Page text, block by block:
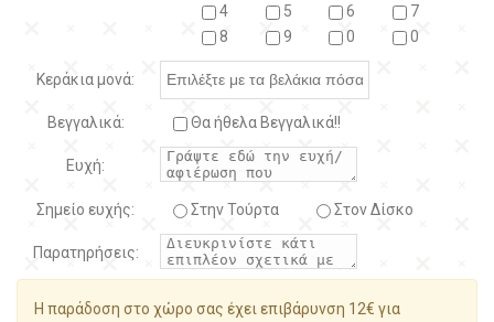
4
5 6
7
8
9 0 0
Κεράκια μονά:
Βεγγαλικά: Θα ήθελα Βεγγαλικά!!
Ευχή:
Σημείο ευχής: Στην Τούρτα Στον Δίσκο
Παρατηρήσεις:
Η παράδοση στο χώρο σας έχει επιβάρυνση 12€ για